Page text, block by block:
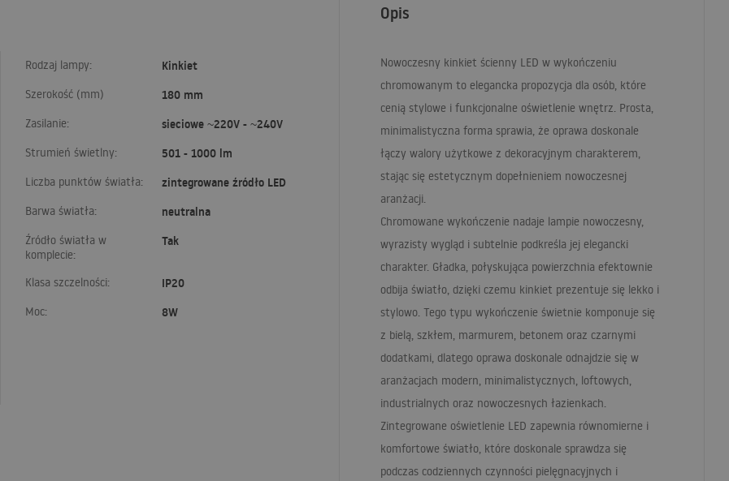
Rodzaj lampy: Kinkiet
Szerokość (mm) 180 mm
Zasilanie: sieciowe ~220V - ~240V
Strumień świetlny: 501 - 1000 lm
Liczba punktów światła: zintegrowane źródło LED
Barwa światła: neutralna
Źródło światła w
komplecie:
Tak
Klasa szczelności: IP20
Moc: 8W
Opis
Nowoczesny kinkiet ścienny LED w wykończeniu
chromowanym to elegancka propozycja dla osób, które
cenią stylowe i funkcjonalne oświetlenie wnętrz. Prosta,
minimalistyczna forma sprawia, że oprawa doskonale
łączy walory użytkowe z dekoracyjnym charakterem,
stając się estetycznym dopełnieniem nowoczesnej
aranżacji.
Chromowane wykończenie nadaje lampie nowoczesny,
wyrazisty wygląd i subtelnie podkreśla jej elegancki
charakter. Gładka, połyskująca powierzchnia efektownie
odbija światło, dzięki czemu kinkiet prezentuje się lekko i
stylowo. Tego typu wykończenie świetnie komponuje się
z bielą, szkłem, marmurem, betonem oraz czarnymi
dodatkami, dlatego oprawa doskonale odnajdzie się w
aranżacjach modern, minimalistycznych, loftowych,
industrialnych oraz nowoczesnych łazienkach.
Zintegrowane oświetlenie LED zapewnia równomierne i
komfortowe światło, które doskonale sprawdza się
podczas codziennych czynności pielęgnacyjnych i